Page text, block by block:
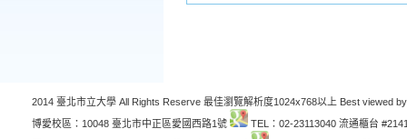
2014 臺北市立大學 All Rights Reserve 最佳瀏覽解析度1024x768以上 Best viewed
博愛校區：10048 臺北市中正區愛國西路1號
TEL：02-23113040 流通櫃台